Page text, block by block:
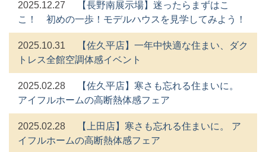
2025.12.27
【長野南展示場】迷ったらまずはこ
こ！ 初めの一歩！モデルハウスを見学してみよう！
2025.10.31
【佐久平店】一年中快適な住まい、ダク
トレス全館空調体感イベント
2025.02.28
【佐久平店】寒さも忘れる住まいに。
アイフルホームの高断熱体感フェア
2025.02.28
【上田店】寒さも忘れる住まいに。 ア
イフルホームの高断熱体感フェア